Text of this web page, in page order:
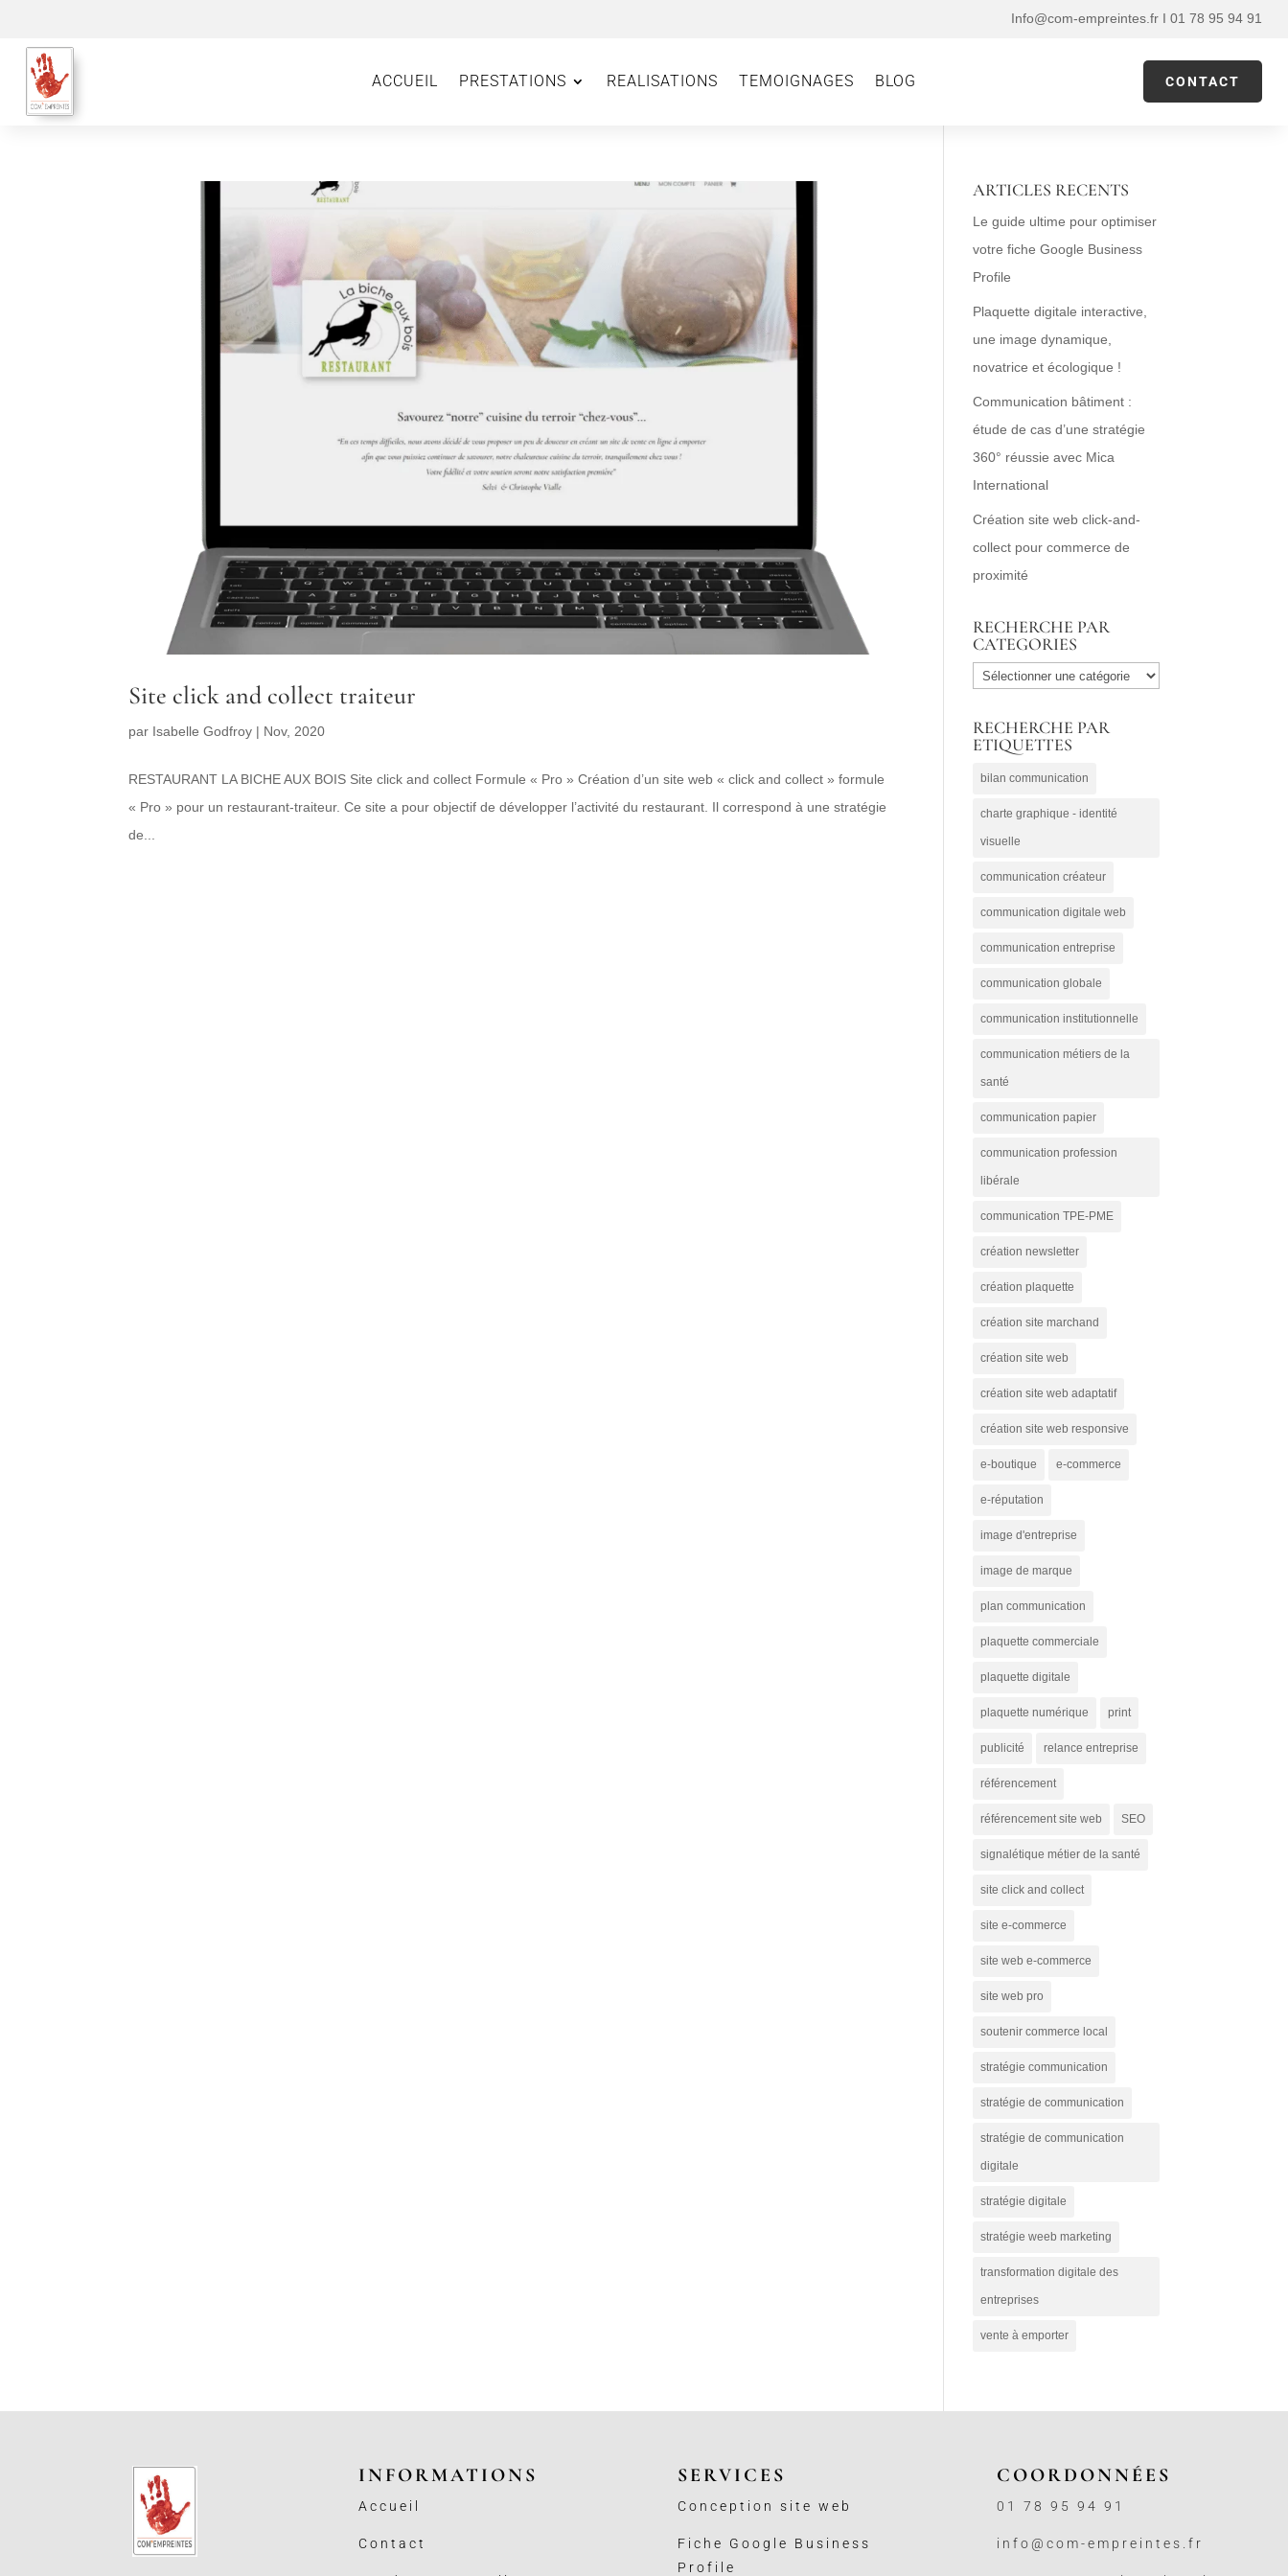
Info@com-empreintes.fr I 01 78 95 94 91
ACCUEIL PRESTATIONS REALISATIONS TEMOIGNAGES BLOG CONTACT
Site click and collect traiteur
par Isabelle Godfroy | Nov, 2020
RESTAURANT LA BICHE AUX BOIS Site click and collect Formule « Pro » Création d’un site web « click and collect » formule
« Pro » pour un restaurant-traiteur. Ce site a pour objectif de développer l’activité du restaurant. Il correspond à une stratégie
de...
ARTICLES RECENTS
Le guide ultime pour optimiser
votre fiche Google Business
Profile
Plaquette digitale interactive,
une image dynamique,
novatrice et écologique !
Communication bâtiment :
étude de cas d’une stratégie
360° réussie avec Mica
International
Création site web click-and-
collect pour commerce de
proximité
RECHERCHE PAR
CATEGORIES
RECHERCHE
CATEGORIES
RECHERCHE PAR
ETIQUETTES
bilan communication
charte graphique - identité
visuelle
communication créateur
communication digitale web
communication entreprise
communication globale
communication institutionnelle
communication métiers de la
santé
communication papier
communication profession
libérale
communication TPE-PME
création newsletter
création plaquette
création site marchand
création site web
création site web adaptatif
création site web responsive
e-boutique e-commerce
e-réputation
image d'entreprise
image de marque
plan communication
plaquette commerciale
plaquette digitale
plaquette numérique print
publicité relance entreprise
référencement
référencement site web SEO
signalétique métier de la santé
site click and collect
site e-commerce
site web e-commerce
site web pro
soutenir commerce local
stratégie communication
stratégie de communication
stratégie de communication
digitale
stratégie digitale
stratégie weeb marketing
transformation digitale des
entreprises
vente à emporter
INFORMATIONS
Accueil
Contact
SERVICES
Conception site web
Fiche Google Business
Profile
COORDONNÉES
01 78 95 94 91
info@com-empreintes.fr